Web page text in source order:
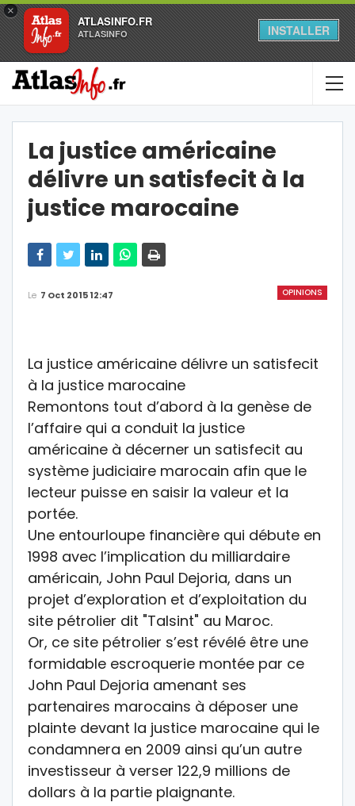
×
ATLASINFO.FR
ATLASINFO INSTALLER
La justice américaine
délivre un satisfecit à la
justice marocaine
OPINIONS
Le 7 Oct 2015 12:47
La justice américaine délivre un satisfecit
à la justice marocaine
Remontons tout d’abord à la genèse de
l’affaire qui a conduit la justice
américaine à décerner un satisfecit au
système judiciaire marocain afin que le
lecteur puisse en saisir la valeur et la
portée.
Une entourloupe financière qui débute en
1998 avec l’implication du milliardaire
américain, John Paul Dejoria, dans un
projet d’exploration et d’exploitation du
site pétrolier dit "Talsint" au Maroc.
Or, ce site pétrolier s’est révélé être une
formidable escroquerie montée par ce
John Paul Dejoria amenant ses
partenaires marocains à déposer une
plainte devant la justice marocaine qui le
condamnera en 2009 ainsi qu’un autre
investisseur à verser 122,9 millions de
dollars à la partie plaignante.